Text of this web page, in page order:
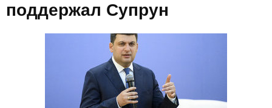
поддержал Супрун